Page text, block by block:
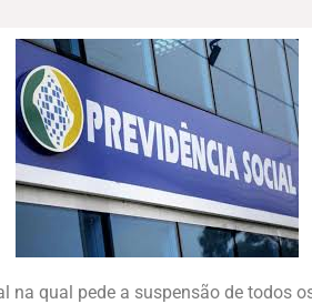
qual pede a suspensão de todos